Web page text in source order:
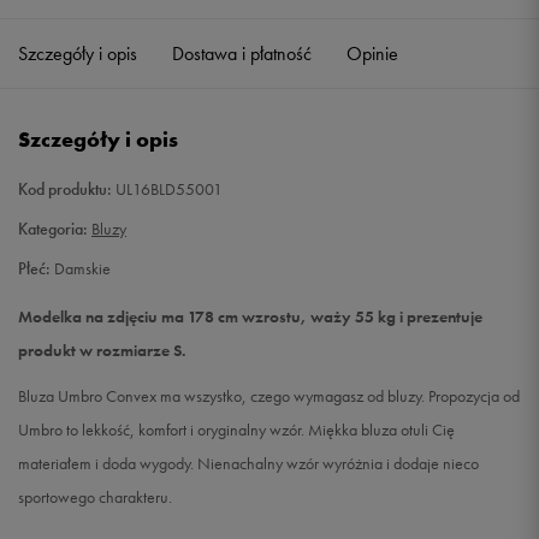
M Powiadom o dostępności
Szczegóły i opis Dostawa i płatność Opinie
Szczegóły i opis
Kod produktu: UL16BLD55001
Kategoria: Bluzy
Płeć: Damskie
Modelka na zdjęciu ma 178 cm wzrostu, waży 55 kg i prezentuje
produkt w rozmiarze S.
Bluza Umbro Convex ma wszystko, czego wymagasz od bluzy. Propozycja od
Umbro to lekkość, komfort i oryginalny wzór. Miękka bluza otuli Cię
materiałem i doda wygody. Nienachalny wzór wyróżnia i dodaje nieco
sportowego charakteru.